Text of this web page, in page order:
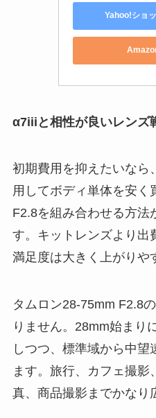
Yahoo!ショ
α7iiiと相性が良いレンズ
初期費用を抑えたいなら
用してボディ単体を安く
F2.8を組み合わせる方法
す。キットレンズより出
満足度は大きく上がりや
タムロン28-75mm F2.8
りません。28mm始まり
しつつ、標準域から中望
ます。旅行、カフェ撮影
真、商品撮影までかなり